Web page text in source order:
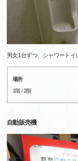
男女1台ずつ、シャワートイ
場所
1階 / 2階
自動販売機